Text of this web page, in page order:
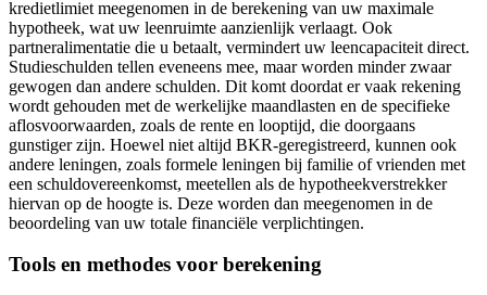
kredietlimiet meegenomen in de berekening van uw maximale
hypotheek, wat uw leenruimte aanzienlijk verlaagt. Ook
partneralimentatie die u betaalt, vermindert uw leencapaciteit direct.
Studieschulden tellen eveneens mee, maar worden minder zwaar
gewogen dan andere schulden. Dit komt doordat er vaak rekening
wordt gehouden met de werkelijke maandlasten en de specifieke
aflosvoorwaarden, zoals de rente en looptijd, die doorgaans
gunstiger zijn. Hoewel niet altijd BKR-geregistreerd, kunnen ook
andere leningen, zoals formele leningen bij familie of vrienden met
een schuldovereenkomst, meetellen als de hypotheekverstrekker
hiervan op de hoogte is. Deze worden dan meegenomen in de
beoordeling van uw totale financiële verplichtingen.
Tools en methodes voor berekening